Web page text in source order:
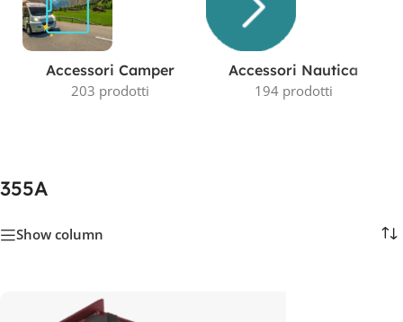
Accessori Camper
203 prodotti
Accessori Nautica
194 prodotti
355A
Show column